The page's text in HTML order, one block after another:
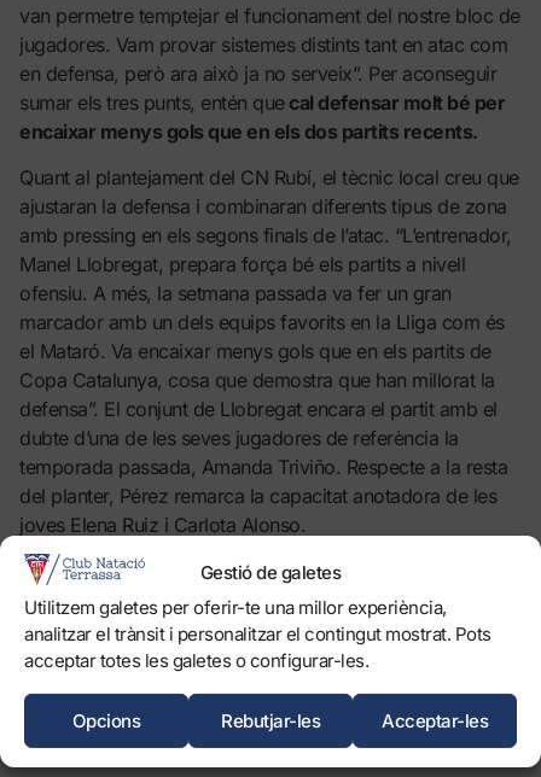
Gestió de galetes
Utilitzem galetes per oferir-te una millor experiència,
analitzar el trànsit i personalitzar el contingut mostrat. Pots
acceptar totes les galetes o configurar-les.
Acceptar-les
Rebutjar-les
Opcions
van permetre temptejar el funcionament del nostre bloc de
jugadores. Vam provar sistemes distints tant en atac com
en defensa, però ara això ja no serveix”. Per aconseguir
sumar els tres punts, entén quecal defensar molt bé per
encaixar menys gols que en els dos partits recents.
Quant al plantejament del CN Rubí, el tècnic local creu que
ajustaran la defensa i combinaran diferents tipus de zona
amb pressing en els segons finals de l’atac. “L’entrenador,
Manel Llobregat, prepara força bé els partits a nivell
ofensiu. A més, la setmana passada va fer un gran
marcador amb un dels equips favorits en la Lliga com és
el Mataró. Va encaixar menys gols que en els partits de
Copa Catalunya, cosa que demostra que han millorat la
defensa”. El conjunt de Llobregat encara el partit amb el
dubte d’una de les seves jugadores de referència la
temporada passada, Amanda Triviño. Respecte a la resta
del planter, Pérez remarca la capacitat anotadora de les
joves Elena Ruiz i Carlota Alonso.
FORÇA, TERRASSA! 0